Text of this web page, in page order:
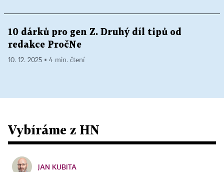
10 dárků pro gen Z. Druhý díl tipů od
redakce PročNe
10. 12. 2025 ▪ 4 min. čtení
Vybíráme z HN
JAN KUBITA